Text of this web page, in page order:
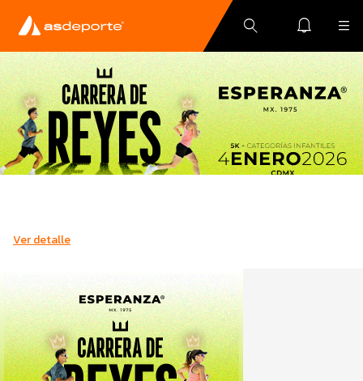
Ver detalle